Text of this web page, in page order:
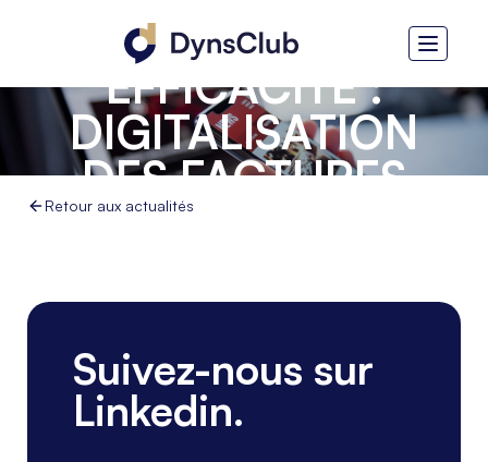
CROISSANCE ET
EFFICACITÉ :
DIGITALISATION
DES FACTURES
FOURNISSEURS
Retour aux actualités
Suivez-nous sur
Linkedin.